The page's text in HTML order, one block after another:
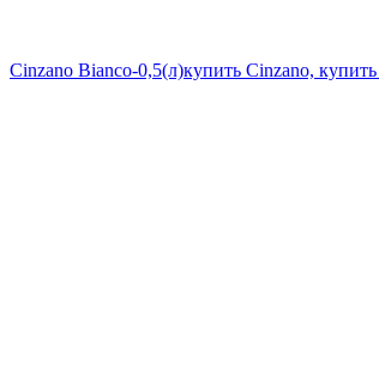
Cinzano Bianco-0,5(л)купить Cinzano,